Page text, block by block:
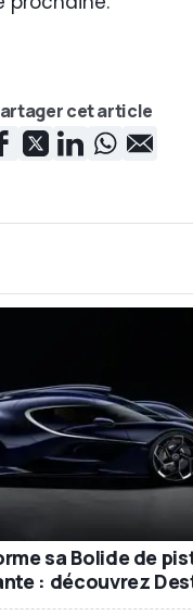
cet article
sa Bolide de
: découvrez